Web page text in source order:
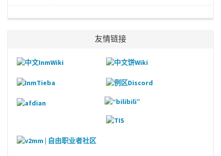
友情链接